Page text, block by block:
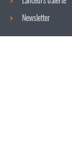
Newsletter